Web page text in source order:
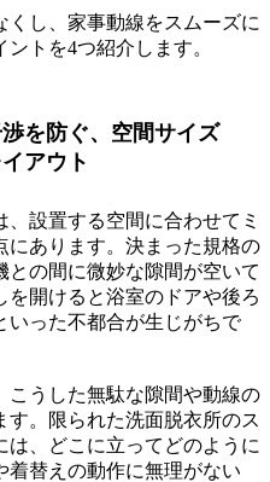
くし、家事動線をスムーズに
トを4つ紹介します。
を防ぐ、空間サイズ
アウト
設置する空間に合わせてミ
にあります。決まった規格の
との間に微妙な隙間が空いて
を開けると浴室のドアや後ろ
いった不都合が生じがちで
こうした無駄な隙間や動線の
。限られた洗面脱衣所のス
、どこに立ってどのように
着替えの動作に無理がない